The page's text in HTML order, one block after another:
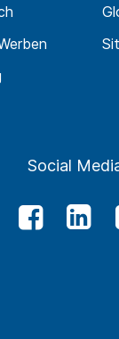
Social